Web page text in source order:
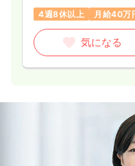
4週8休以上
月給40万
気になる